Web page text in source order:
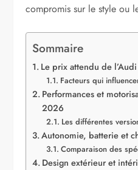
compromis sur le style ou
Sommaire
Le prix attendu de
Facteurs qui
Performances et
2026
Les différentes
Autonomie, batterie et
Comparaison des
Design extérieur et